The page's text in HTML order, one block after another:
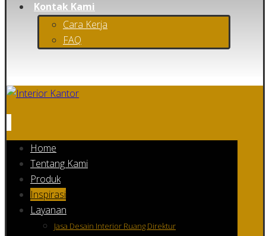
Kontak Kami
Cara Kerja
FAQ
Home
Tentang Kami
Produk
Inspirasi
Layanan
Jasa Desain Interior Ruang Direktur